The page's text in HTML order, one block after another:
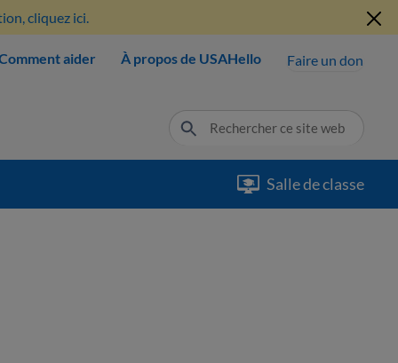
cliquez ici.
aider À propos de USAHello Faire un don
Salle de classe